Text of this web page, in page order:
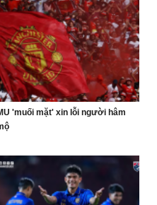
'muối mặt' xin lỗi người hâm